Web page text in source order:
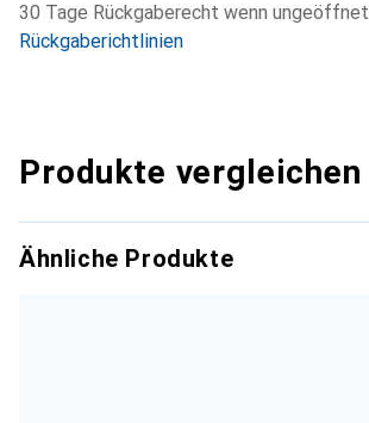
30 Tage Rückgaberecht wenn ungeöffnet
Rückgaberichtlinien
Produkte vergleichen
Ähnliche Produkte